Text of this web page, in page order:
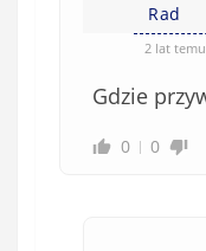
Rad
2 lat temu
Gdzie
0 0